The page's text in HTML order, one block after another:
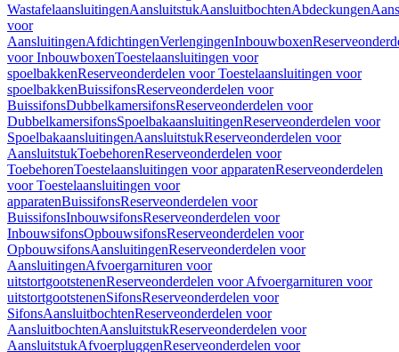
WastafelaansluitingenAansluitstukAansluitbochtenAbdeckungen
voor
AansluitingenAfdichtingenVerlengingenInbouwboxen
voor InbouwboxenToestelaansluitingen voor
spoelbakkenReserveonderdelen voor Toestelaansluitingen voor
spoelbakkenBuissifonsReserveonderdelen voor
BuissifonsDubbelkamersifonsReserveonderdelen voor
DubbelkamersifonsSpoelbakaansluitingenReserveonderdelen voor
SpoelbakaansluitingenAansluitstukReserveonderdelen voor
AansluitstukToebehorenReserveonderdelen voor
ToebehorenToestelaansluitingen voor apparatenReserveonderdelen
voor Toestelaansluitingen voor
apparatenBuissifonsReserveonderdelen voor
BuissifonsInbouwsifonsReserveonderdelen voor
InbouwsifonsOpbouwsifonsReserveonderdelen voor
OpbouwsifonsAansluitingenReserveonderdelen voor
AansluitingenAfvoergarnituren voor
uitstortgootstenenReserveonderdelen voor Afvoergarnituren voor
uitstortgootstenenSifonsReserveonderdelen voor
SifonsAansluitbochtenReserveonderdelen voor
AansluitbochtenAansluitstukReserveonderdelen voor
AansluitstukAfvoerpluggenReserveonderdelen voor